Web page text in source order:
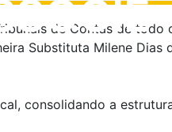
de Contas de todo
Substituta Milene Dias
consolidando a